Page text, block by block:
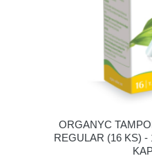
ORGANYC
REGULAR (16 KS) -